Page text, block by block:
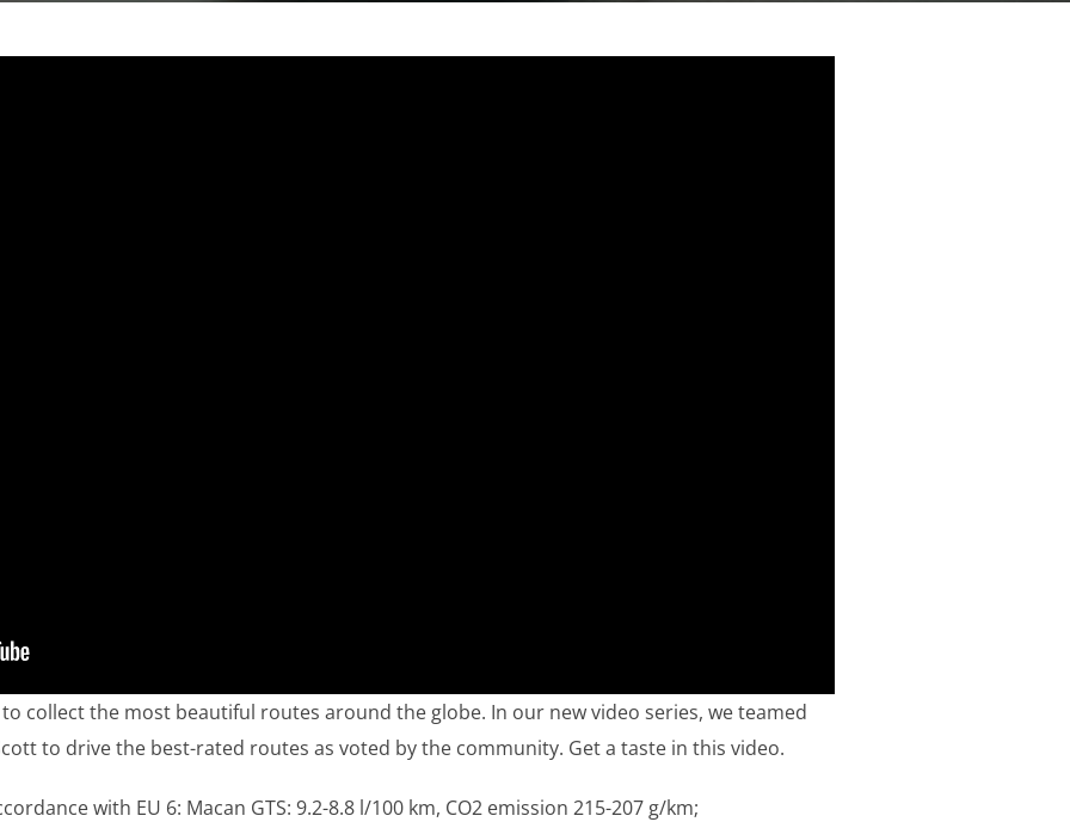
collect the most beautiful routes around the globe. In our new video series, we teamed
to drive the best-rated routes as voted by the community. Get a taste in this video.
with EU 6: Macan GTS: 9.2-8.8 l/100 km, CO2 emission 215-207 g/km;